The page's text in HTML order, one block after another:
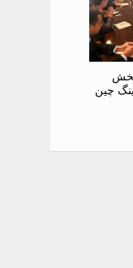
بخش
چین